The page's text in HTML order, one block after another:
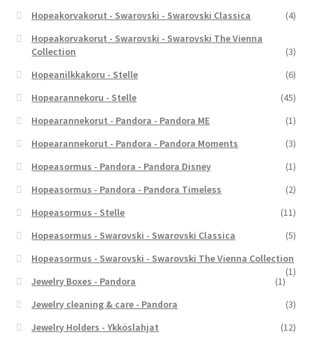
Hopeakorvakorut - Swarovski - Swarovski Classica
(4)
Hopeakorvakorut - Swarovski - Swarovski The Vienna
Collection
(3)
Hopeanilkkakoru - Stelle
(6)
Hopearannekoru - Stelle
(45)
Hopearannekorut - Pandora - Pandora ME
(1)
Hopearannekorut - Pandora - Pandora Moments
(3)
Hopeasormus - Pandora - Pandora Disney
(1)
Hopeasormus - Pandora - Pandora Timeless
(2)
Hopeasormus - Stelle
(11)
Hopeasormus - Swarovski - Swarovski Classica
(5)
Hopeasormus - Swarovski - Swarovski The Vienna Collection
(1)
Jewelry Boxes - Pandora
(1)
Jewelry cleaning & care - Pandora
(3)
Jewelry Holders - Ykköslahjat
(12)